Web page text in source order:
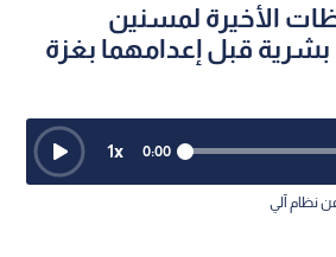
الأخيرة لمسنين
قبل إعدامهما بغزة
0:00
1x
نظام آلي